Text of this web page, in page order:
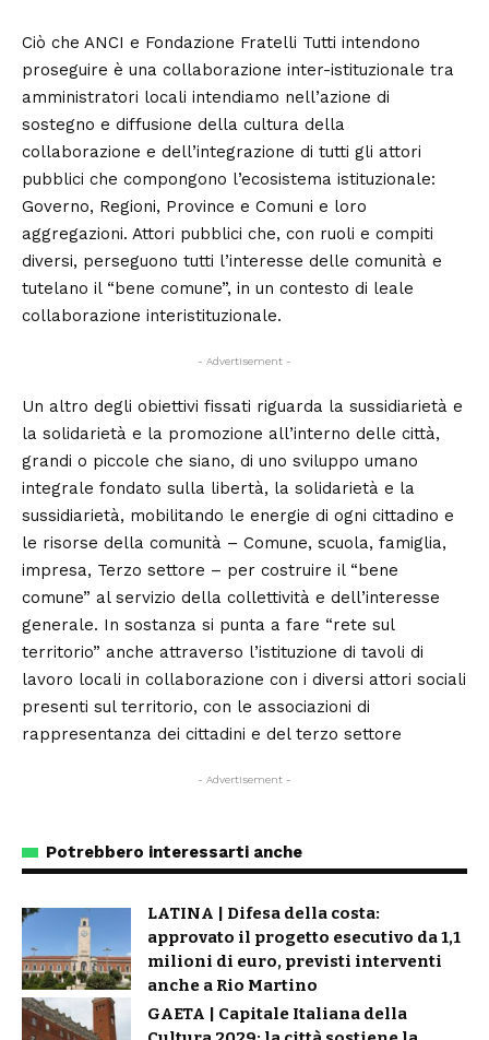
Ciò che ANCI e Fondazione Fratelli Tutti intendono
proseguire è una collaborazione inter-istituzionale tra
amministratori locali intendiamo nell’azione di
sostegno e diffusione della cultura della
collaborazione e dell’integrazione di tutti gli attori
pubblici che compongono l’ecosistema istituzionale:
Governo, Regioni, Province e Comuni e loro
aggregazioni. Attori pubblici che, con ruoli e compiti
diversi, perseguono tutti l’interesse delle comunità e
tutelano il “bene comune”, in un contesto di leale
collaborazione interistituzionale.
- Advertisement -
Un altro degli obiettivi fissati riguarda la sussidiarietà e
la solidarietà e la promozione all’interno delle città,
grandi o piccole che siano, di uno sviluppo umano
integrale fondato sulla libertà, la solidarietà e la
sussidiarietà, mobilitando le energie di ogni cittadino e
le risorse della comunità – Comune, scuola, famiglia,
impresa, Terzo settore – per costruire il “bene
comune” al servizio della collettività e dell’interesse
generale. In sostanza si punta a fare “rete sul
territorio” anche attraverso l’istituzione di tavoli di
lavoro locali in collaborazione con i diversi attori sociali
presenti sul territorio, con le associazioni di
rappresentanza dei cittadini e del terzo settore
- Advertisement -
Potrebbero interessarti anche
LATINA | Difesa della costa:
approvato il progetto esecutivo da 1,1
milioni di euro, previsti interventi
anche a Rio Martino
GAETA | Capitale Italiana della